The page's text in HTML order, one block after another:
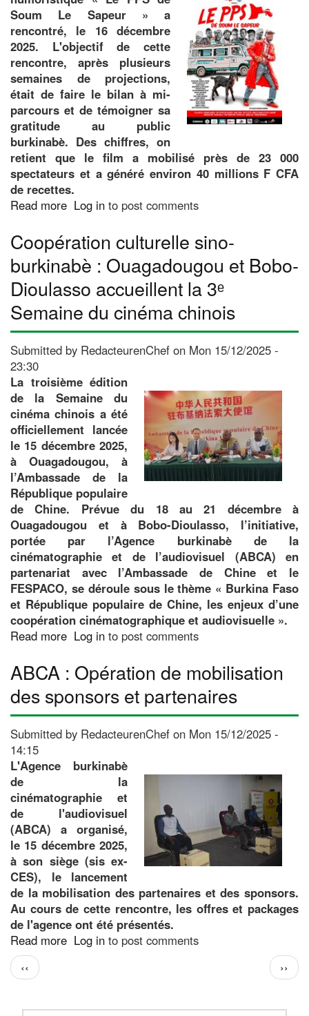
des
échanges
Manga
Soum Le Sapeur » a
rencontré, le 16 décembre
2025. L'objectif de cette
rencontre, après plusieurs
semaines de projections,
était de faire le bilan à mi-
parcours et de témoigner sa
gratitude au public
burkinabè. Des chiffres, on
retient que le film a mobilisé près de 23 000
spectateurs et a généré environ 40 millions F CFA
de recettes.
Read more about
Le
PPS
de
Soum
Le
Sapeur
»
:
de
23
000
spectateurs
et
40
millions
FCFA
recettes
Log in to post comments
Coopération culturelle sino-
burkinabè : Ouagadougou et Bobo-
Dioulasso accueillent la 3ᵉ
Semaine du cinéma chinois
Submitted by RedacteurenChef on Mon 15/12/2025 -
23:30
La troisième édition
de la Semaine du
cinéma chinois a été
officiellement lancée
le 15 décembre 2025,
à Ouagadougou, à
l’Ambassade de la
République populaire
de Chine. Prévue du 18 au 21 décembre à
Ouagadougou et à Bobo-Dioulasso, l’initiative,
portée par l’Agence burkinabè de la
cinématographie et de l’audiovisuel (ABCA) en
partenariat avec l’Ambassade de Chine et le
FESPACO, se déroule sous le thème « Burkina Faso
et République populaire de Chine, les enjeux d’une
coopération cinématographique et audiovisuelle ».
Read more about
culturelle
sino-
burkinabè :
Ouagadougou
et
Bobo-
Dioulasso
accueillent
la
3ᵉ
Semaine
du
cinéma
chinois
Log in to post comments
ABCA : Opération de mobilisation
des sponsors et partenaires
Submitted by RedacteurenChef on Mon 15/12/2025 -
14:15
L'Agence burkinabè
de la
cinématographie et
de l'audiovisuel
(ABCA) a organisé,
le 15 décembre 2025,
à son siège (sis ex-
CES), le lancement
de la mobilisation des partenaires et des sponsors.
Au cours de cette rencontre, les offres et packages
de l'agence ont été présentés.
Read more about
Log in to post comments
Pagination
Previous
page
‹‹
Next
page
››